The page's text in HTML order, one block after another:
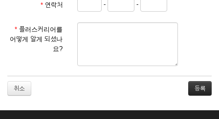
① 서비스 이용계약은 서비스 이용 희망자가 본 약관에 동의한
를 심사, 승낙함으로써 성립하며, 회사는 신청자의 실명 확인 절
차를 밟을 수 있습니다.
② 회원가입시 입력한 ID는 변경할 수 없으며, 회원 1인당 한 개
의 ID가 발급됩니다. 부득이한 경우로 인해 변경하고자 하는 경
거절하거나 취소할 수 있으며, 실명으로 등록하지 않은 자의 일
2. 개인정보를 허위로 기재하여 신청할 경우
* 연락처 - -
* 플러스커리어를
어떻게 알게 되셨나
요?
취소